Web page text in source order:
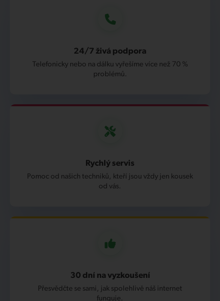
24/7 živá podpora
Telefonicky nebo na dálku vyřešíme více než 70 %
problémů.
Rychlý servis
Pomoc od našich techniků, kteří jsou vždy jen kousek
od vás.
30 dní na vyzkoušení
Přesvědčte se sami, jak spolehlivě náš internet
funguje.